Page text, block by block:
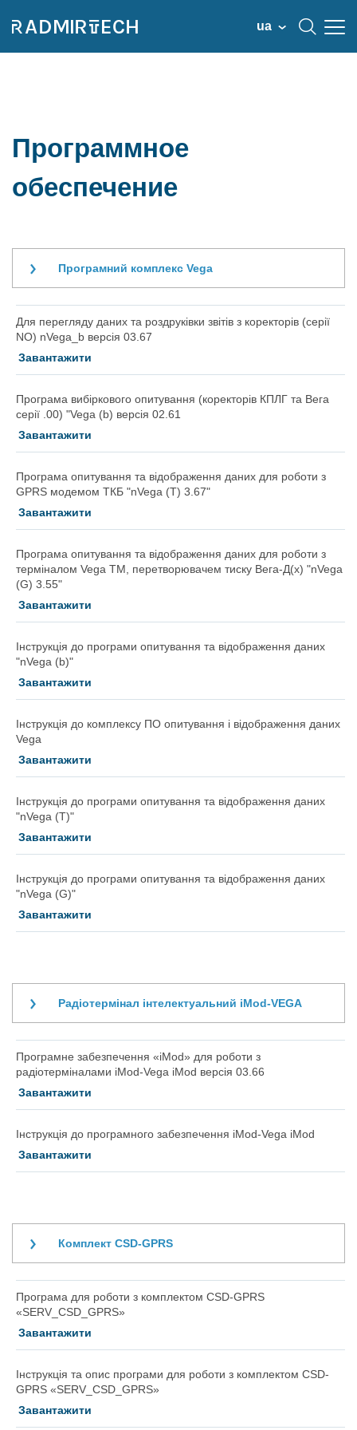
ua
Программное
обеспечение
Програмний комплекс Vega
Для перегляду даних та роздруківки звітів з коректорів (серії
NO) nVega_b версія 03.67
Завантажити
Програма вибіркового опитування (коректорів КПЛГ та Вега
серії .00) "Vega (b) версія 02.61
Завантажити
Програма опитування та відображення даних для роботи з
GPRS модемом ТКБ "nVega (T) 3.67"
Завантажити
Програма опитування та відображення даних для роботи з
терміналом Vega TM, перетворювачем тиску Вега-Д(x) "nVega
(G) 3.55"
Завантажити
Інструкція до програми опитування та відображення даних
"nVega (b)"
Завантажити
Інструкція до комплексу ПО опитування і відображення даних
Vega
Завантажити
Інструкція до програми опитування та відображення даних
"nVega (T)"
Завантажити
Інструкція до програми опитування та відображення даних
"nVega (G)"
Завантажити
Радіотермінал інтелектуальний iMod-VEGA
Програмне забезпечення «iMod» для роботи з
радіотерміналами iMod-Vega iMod версія 03.66
Завантажити
Інструкція до програмного забезпечення iMod-Vega iMod
Завантажити
Комплект CSD-GPRS
Програма для роботи з комплектом CSD-GPRS
«SERV_CSD_GPRS»
Завантажити
Інструкція та опис програми для роботи з комплектом CSD-
GPRS «SERV_CSD_GPRS»
Завантажити